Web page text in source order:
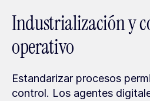
Industrialización y
operativo
Estandarizar procesos
control. Los agentes